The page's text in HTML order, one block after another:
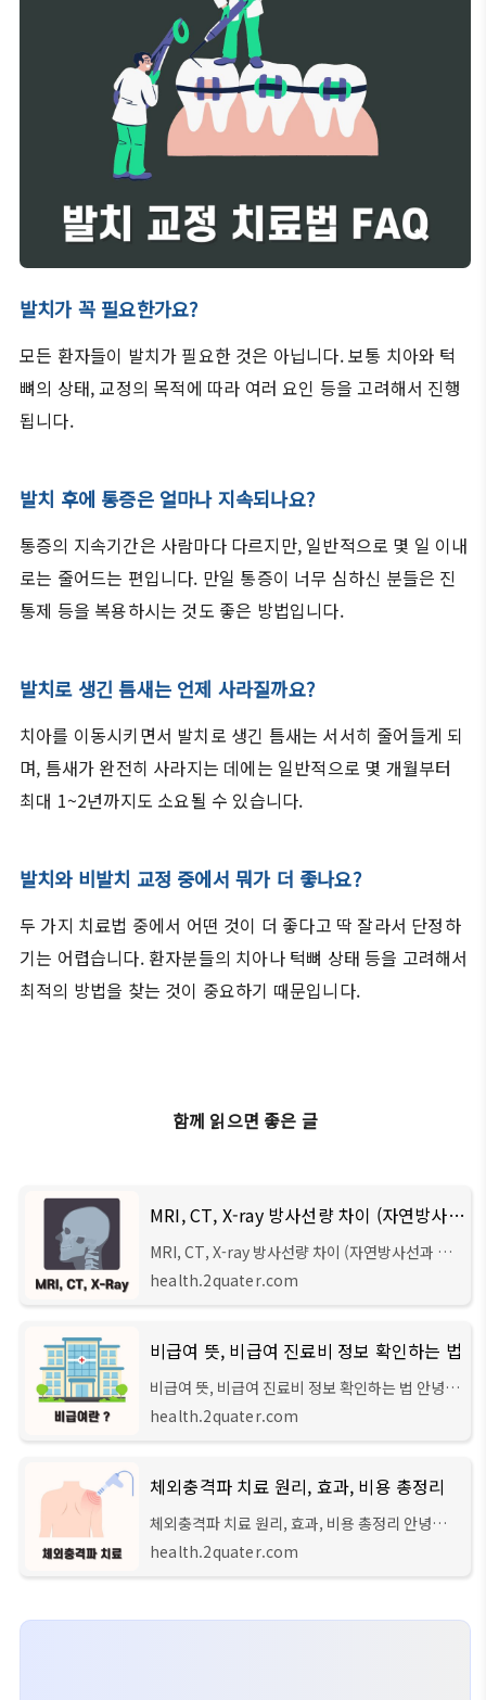
발치가 꼭 필요한가요?
모든 환자들이 발치가 필요한 것은 아닙니다. 보통 치아와 턱
뼈의 상태, 교정의 목적에 따라 여러 요인 등을 고려해서 진행
됩니다.
발치 후에 통증은 얼마나 지속되나요?
통증의 지속기간은 사람마다 다르지만, 일반적으로 몇 일 이내
로는 줄어드는 편입니다. 만일 통증이 너무 심하신 분들은 진
통제 등을 복용하시는 것도 좋은 방법입니다.
발치로 생긴 틈새는 언제 사라질까요?
치아를 이동시키면서 발치로 생긴 틈새는 서서히 줄어들게 되
며, 틈새가 완전히 사라지는 데에는 일반적으로 몇 개월부터
최대 1~2년까지도 소요될 수 있습니다.
발치와 비발치 교정 중에서 뭐가 더 좋나요?
두 가지 치료법 중에서 어떤 것이 더 좋다고 딱 잘라서 단정하
기는 어렵습니다. 환자분들의 치아나 턱뼈 상태 등을 고려해서
최적의 방법을 찾는 것이 중요하기 때문입니다.
함께 읽으면 좋은 글
MRI, CT, X-ray 방사선량 차이 (자연방사선과 인공방사선)
MRI, CT, X-ray 방사선량 차이 (자연방사선과 인
공방사선) 우리가 병원에서 다양한 목적으로 영상
의학적 검사를 실시할 때마다, 매번 접하게 되는 것
health.2quater.com
비급여 뜻, 비급여 진료비 정보 확인하는 법
비급여 뜻, 비급여 진료비 정보 확인하는 법 안녕하
세요 주선생입니다. 오늘은 비급여 항목이란 무엇
인지에 대해 쉽게 알아보는 시간을 가져보려 합니
health.2quater.com
체외충격파 치료 원리, 효과, 비용 총정리
체외충격파 치료 원리, 효과, 비용 총정리 안녕하세
요 주선생입니다. 오늘은 세계적으로 만성 근골격
계 질환 치료로 사용되는 '체외충격파 치료'의 원리
health.2quater.com